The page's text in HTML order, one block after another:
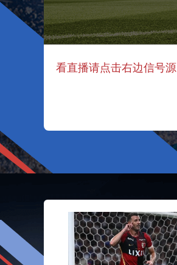
看直播请点击右边信号源